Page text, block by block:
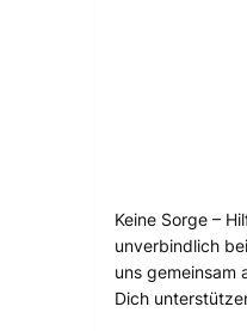
Keine Sorge –
unverbindlich
uns gemeinsam
Dich